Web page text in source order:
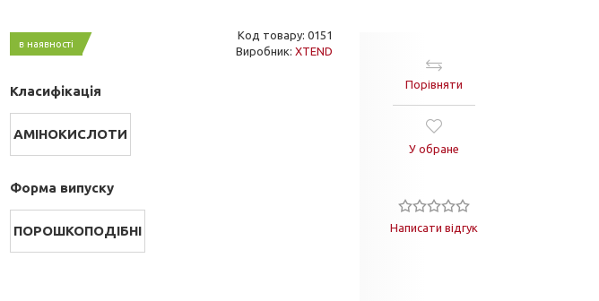
в наявності
Код товару: 0151
Виробник: XTEND
Класифікація
АМІНОКИСЛОТИ
Форма випуску
ПОРОШКОПОДІБНІ
Порівняти
У обране
Написати відгук